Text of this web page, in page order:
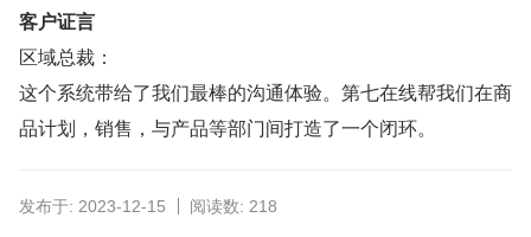
客户证言
区域总裁：
这个系统带给了我们最棒的沟通体验。第七在线帮我们在商
品计划，销售，与产品等部门间打造了一个闭环。
发布于: 2023-12-15 阅读数: 218